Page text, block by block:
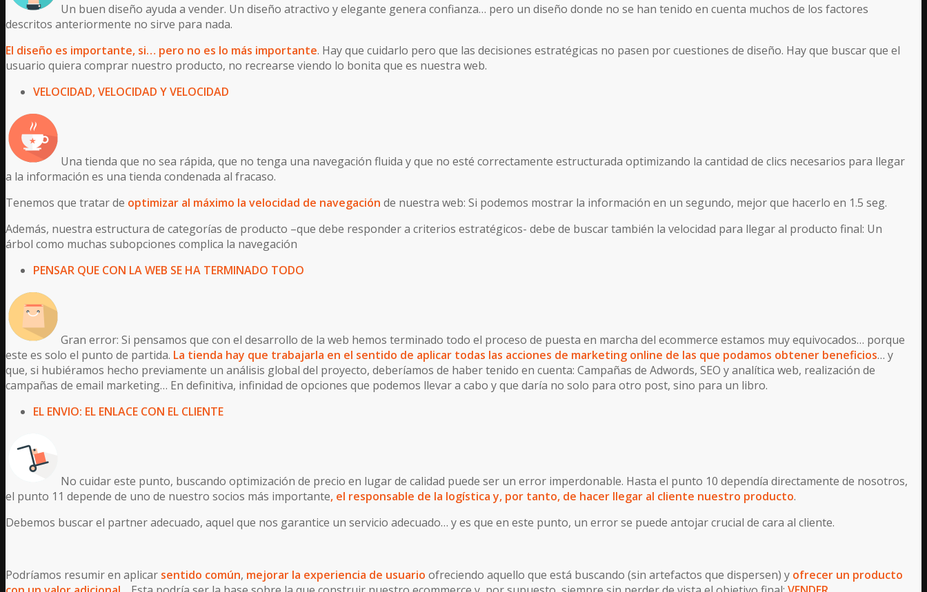
Un buen diseño ayuda a vender. Un diseño atractivo y elegante genera confianza… pero un diseño donde no se han tenido en cuenta muchos de los factores
descritos anteriormente no sirve para nada.
El diseño es importante, si… pero no es lo más importante. Hay que cuidarlo pero que las decisiones estratégicas no pasen por cuestiones de diseño. Hay que buscar que el
usuario quiera comprar nuestro producto, no recrearse viendo lo bonita que es nuestra web.
VELOCIDAD, VELOCIDAD Y VELOCIDAD
Una tienda que no sea rápida, que no tenga una navegación fluida y que no esté correctamente estructurada optimizando la cantidad de clics necesarios para llegar
a la información es una tienda condenada al fracaso.
Tenemos que tratar de optimizar al máximo la velocidad de navegación de nuestra web: Si podemos mostrar la información en un segundo, mejor que hacerlo en 1.5 seg.
Además, nuestra estructura de categorías de producto –que debe responder a criterios estratégicos- debe de buscar también la velocidad para llegar al producto final: Un
árbol como muchas subopciones complica la navegación
PENSAR QUE CON LA WEB SE HA TERMINADO TODO
Gran error: Si pensamos que con el desarrollo de la web hemos terminado todo el proceso de puesta en marcha del ecommerce estamos muy equivocados… porque
este es solo el punto de partida. La tienda hay que trabajarla en el sentido de aplicar todas las acciones de marketing online de las que podamos obtener beneficios… y
que, si hubiéramos hecho previamente un análisis global del proyecto, deberíamos de haber tenido en cuenta: Campañas de Adwords, SEO y analítica web, realización de
campañas de email marketing… En definitiva, infinidad de opciones que podemos llevar a cabo y que daría no solo para otro post, sino para un libro.
EL ENVIO: EL ENLACE CON EL CLIENTE
No cuidar este punto, buscando optimización de precio en lugar de calidad puede ser un error imperdonable. Hasta el punto 10 dependía directamente de nosotros,
el punto 11 depende de uno de nuestro socios más importante, el responsable de la logística y, por tanto, de hacer llegar al cliente nuestro producto.
Debemos buscar el partner adecuado, aquel que nos garantice un servicio adecuado… y es que en este punto, un error se puede antojar crucial de cara al cliente.
Podríamos resumir en aplicar sentido común, mejorar la experiencia de usuario ofreciendo aquello que está buscando (sin artefactos que dispersen) y ofrecer un producto